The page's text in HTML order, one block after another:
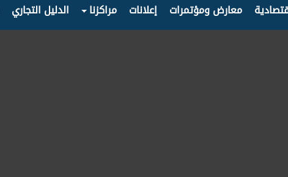
معارض ومؤتمرات إعلانات مراكزنا الدليل التجاري